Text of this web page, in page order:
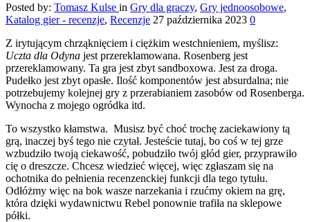
Posted by: Tomasz Kulse in Gry dla graczy, Gry jednoosobowe,
Katalog gier - recenzje, Recenzje 27 października 2023 0
Z irytującym chrząknięciem i ciężkim westchnieniem, myślisz:
Uczta dla Odyna jest przereklamowana. Rosenberg jest
przereklamowany. Ta gra jest zbyt sandboxowa. Jest za droga.
Pudełko jest zbyt opasłe. Ilość komponentów jest absurdalna; nie
potrzebujemy kolejnej gry z przerabianiem zasobów od Rosenberga.
Wynocha z mojego ogródka itd.
To wszystko kłamstwa. Musisz być choć trochę zaciekawiony tą
grą, inaczej byś tego nie czytał. Jesteście tutaj, bo coś w tej grze
wzbudziło twoją ciekawość, pobudziło twój głód gier, przyprawiło
cię o dreszcze. Chcesz wiedzieć więcej, więc zgłaszam się na
ochotnika do pełnienia recenzenckiej funkcji dla tego tytułu.
Odłóżmy więc na bok wasze narzekania i rzućmy okiem na grę,
która dzięki wydawnictwu Rebel ponownie trafiła na sklepowe
półki.